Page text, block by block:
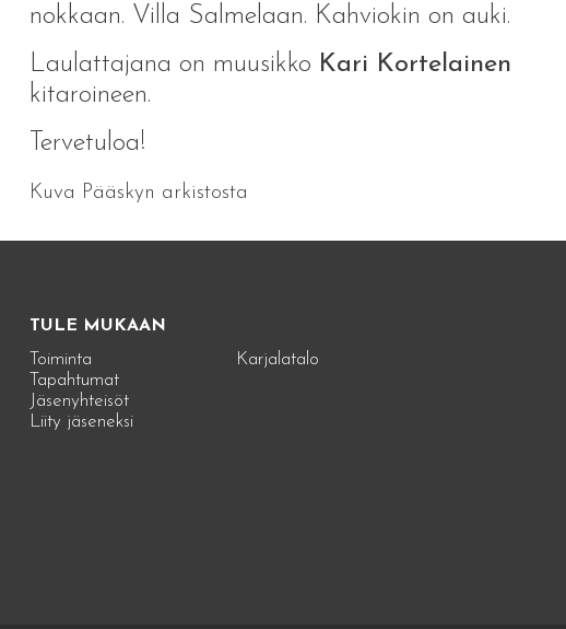
nokkaan. Villa Salmelaan. Kahviokin on auki.
Laulattajana on muusikko Kari Kortelainen
kitaroineen.
Tervetuloa!
Kuva Pääskyn arkistosta
TULE MUKAAN
Toiminta
Tapahtumat
Jäsenyhteisöt
Liity jäseneksi
Karjalatalo